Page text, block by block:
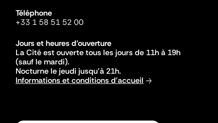
Téléphone
+33 1 58 51 52 00
Jours et heures d'ouverture
La Cité est ouverte tous les jours de 11h à 19h
(sauf le mardi).
Nocturne le jeudi jusqu'à 21h.
Informations et conditions d'accueil